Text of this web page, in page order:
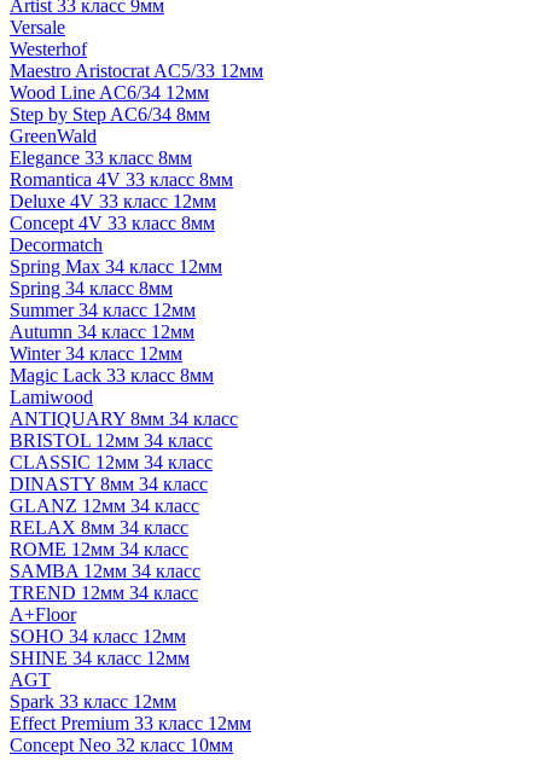
Artist 33 класс 9мм
Versale
Westerhof
Maestro Aristocrat AC5/33 12мм
Wood Line AC6/34 12мм
Step by Step AC6/34 8мм
GreenWald
Elegance 33 класс 8мм
Romantica 4V 33 класс 8мм
Deluxe 4V 33 класс 12мм
Concept 4V 33 класс 8мм
Decormatch
Spring Max 34 класс 12мм
Spring 34 класс 8мм
Summer 34 класс 12мм
Autumn 34 класс 12мм
Winter 34 класс 12мм
Magic Lack 33 класс 8мм
Lamiwood
ANTIQUARY 8мм 34 класс
BRISTOL 12мм 34 класс
CLASSIC 12мм 34 класс
DINASTY 8мм 34 класс
GLANZ 12мм 34 класс
RELAX 8мм 34 класс
ROME 12мм 34 класс
SAMBA 12мм 34 класс
TREND 12мм 34 класс
A+Floor
SOHO 34 класс 12мм
SHINE 34 класс 12мм
AGT
Spark 33 класс 12мм
Effect Premium 33 класс 12мм
Concept Neo 32 класс 10мм